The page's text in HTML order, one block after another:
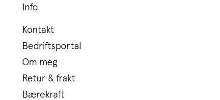
Info
Kontakt
Bedriftsportal
Om meg
Retur & frakt
Bærekraft